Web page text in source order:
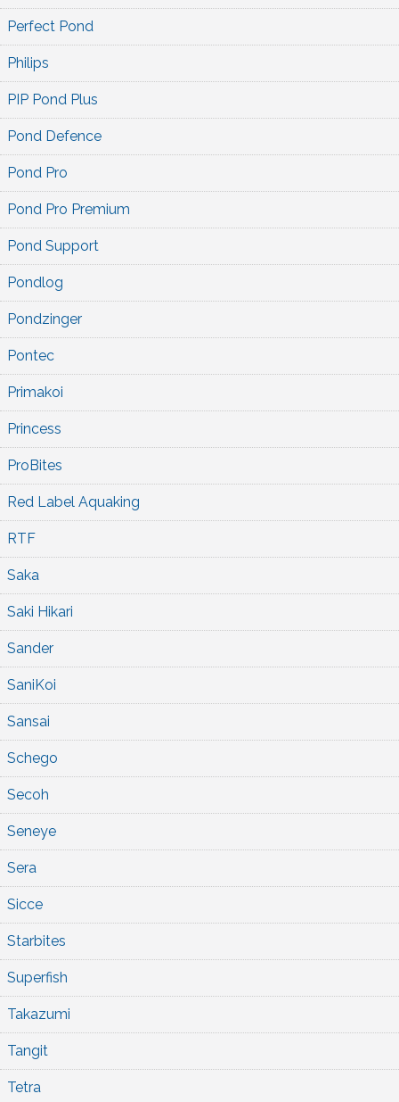
Perfect Pond
Philips
PIP Pond Plus
Pond Defence
Pond Pro
Pond Pro Premium
Pond Support
Pondlog
Pondzinger
Pontec
Primakoi
Princess
ProBites
Red Label Aquaking
RTF
Saka
Saki Hikari
Sander
SaniKoi
Sansai
Schego
Secoh
Seneye
Sera
Sicce
Starbites
Superfish
Takazumi
Tangit
Tetra